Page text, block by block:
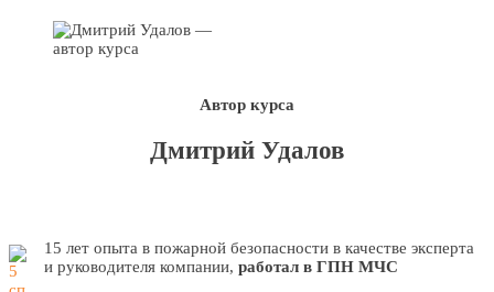
Автор курса
Дмитрий Удалов
15 лет опыта в пожарной безопасности в качестве эксперта
и руководителя компании, работал в ГПН МЧС